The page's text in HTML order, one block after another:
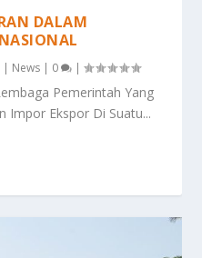
DALAM
| News | 0 |
Pemerintah Yang
Impor Ekspor Di Suatu...